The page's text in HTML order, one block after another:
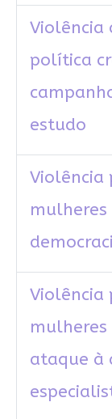
Violência
política
estudo
Violência
mulheres
Violência
ataque à